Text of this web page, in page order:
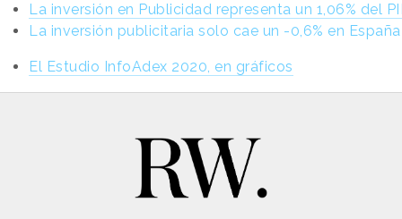
La inversión en Publicidad representa un 1,06% del
La inversión publicitaria solo cae un -0,6% en España
El Estudio InfoAdex 2020, en gráficos